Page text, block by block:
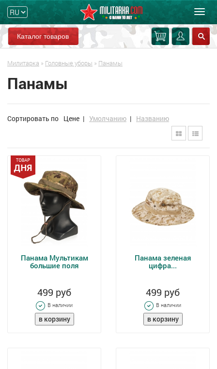
Каталог товаров
Милитарка » Головные уборы » Панамы
Панамы
Сортировать по Цене | Умолчанию | Названию
Панама Мультикам
большие поля
499 руб
В наличии
Панама зеленая
цифра...
499 руб
В наличии